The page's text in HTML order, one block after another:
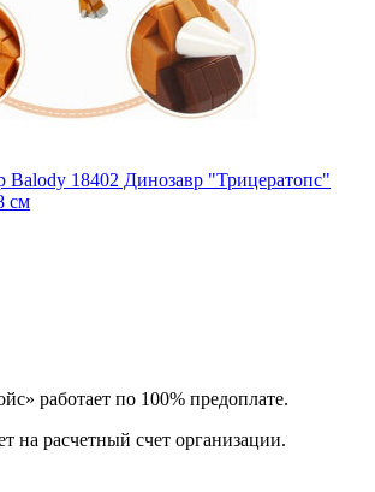
Balody 18402 Динозавр "Трицератопс"
см
работает по 100% предоплате.
на расчетный счет организации.